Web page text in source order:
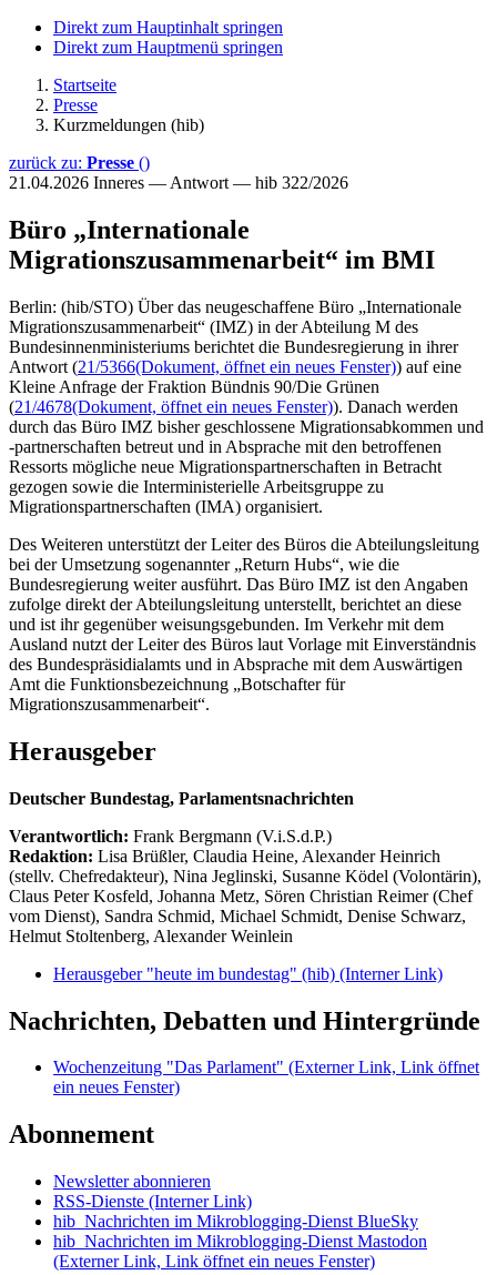
Direkt zum Hauptinhalt springen
Direkt zum Hauptmenü springen
Startseite
Presse
Kurzmeldungen (hib)
zurück zu: Presse ()
21.04.2026 Inneres — Antwort — hib 322/2026
Büro „Internationale
Migrationszusammenarbeit“ im BMI
Berlin: (hib/STO) Über das neugeschaffene Büro „Internationale
Migrationszusammenarbeit“ (IMZ) in der Abteilung M des
Bundesinnenministeriums berichtet die Bundesregierung in ihrer
Antwort (21/5366(Dokument, öffnet ein neues Fenster)) auf eine
Kleine Anfrage der Fraktion Bündnis 90/Die Grünen
(21/4678(Dokument, öffnet ein neues Fenster)). Danach werden
durch das Büro IMZ bisher geschlossene Migrationsabkommen und
-partnerschaften betreut und in Absprache mit den betroffenen
Ressorts mögliche neue Migrationspartnerschaften in Betracht
gezogen sowie die Interministerielle Arbeitsgruppe zu
Migrationspartnerschaften (IMA) organisiert.
Des Weiteren unterstützt der Leiter des Büros die Abteilungsleitung
bei der Umsetzung sogenannter „Return Hubs“, wie die
Bundesregierung weiter ausführt. Das Büro IMZ ist den Angaben
zufolge direkt der Abteilungsleitung unterstellt, berichtet an diese
und ist ihr gegenüber weisungsgebunden. Im Verkehr mit dem
Ausland nutzt der Leiter des Büros laut Vorlage mit Einverständnis
des Bundespräsidialamts und in Absprache mit dem Auswärtigen
Amt die Funktionsbezeichnung „Botschafter für
Migrationszusammenarbeit“.
Herausgeber
Deutscher Bundestag, Parlamentsnachrichten
Verantwortlich: Frank Bergmann (V.i.S.d.P.)
Redaktion: Lisa Brüßler, Claudia Heine, Alexander Heinrich
(stellv. Chefredakteur), Nina Jeglinski, Susanne Ködel (Volontärin),
Claus Peter Kosfeld, Johanna Metz, Sören Christian Reimer (Chef
vom Dienst), Sandra Schmid, Michael Schmidt, Denise Schwarz,
Helmut Stoltenberg, Alexander Weinlein
Herausgeber "heute im bundestag" (hib) (Interner Link)
Nachrichten, Debatten und Hintergründe
Wochenzeitung "Das Parlament" (Externer Link, Link öffnet
ein neues Fenster)
Abonnement
Newsletter abonnieren
RSS-Dienste (Interner Link)
hib_Nachrichten im Mikroblogging-Dienst BlueSky
hib_Nachrichten im Mikroblogging-Dienst Mastodon
(Externer Link, Link öffnet ein neues Fenster)